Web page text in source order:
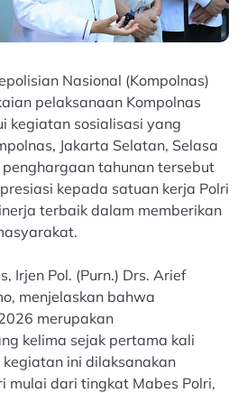
Nasional (Kompolnas)
pelaksanaan Kompolnas
kegiatan sosialisasi yang
Jakarta Selatan, Selasa
tahunan tersebut
kepada satuan kerja Polri
terbaik dalam memberikan
Irjen Pol. (Purn.) Drs. Arief
menjelaskan bahwa
merupakan
kelima sejak pertama kali
ini dilaksanakan
mulai dari tingkat Mabes Polri,